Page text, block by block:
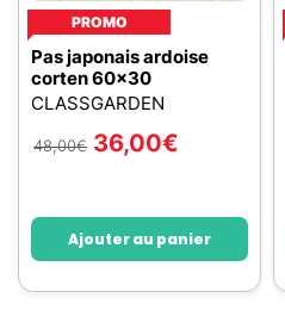
PROMO
Pas japonais ardoise
corten 60x30
CLASSGARDEN
48,00€ 36,00€
Ajouter au panier